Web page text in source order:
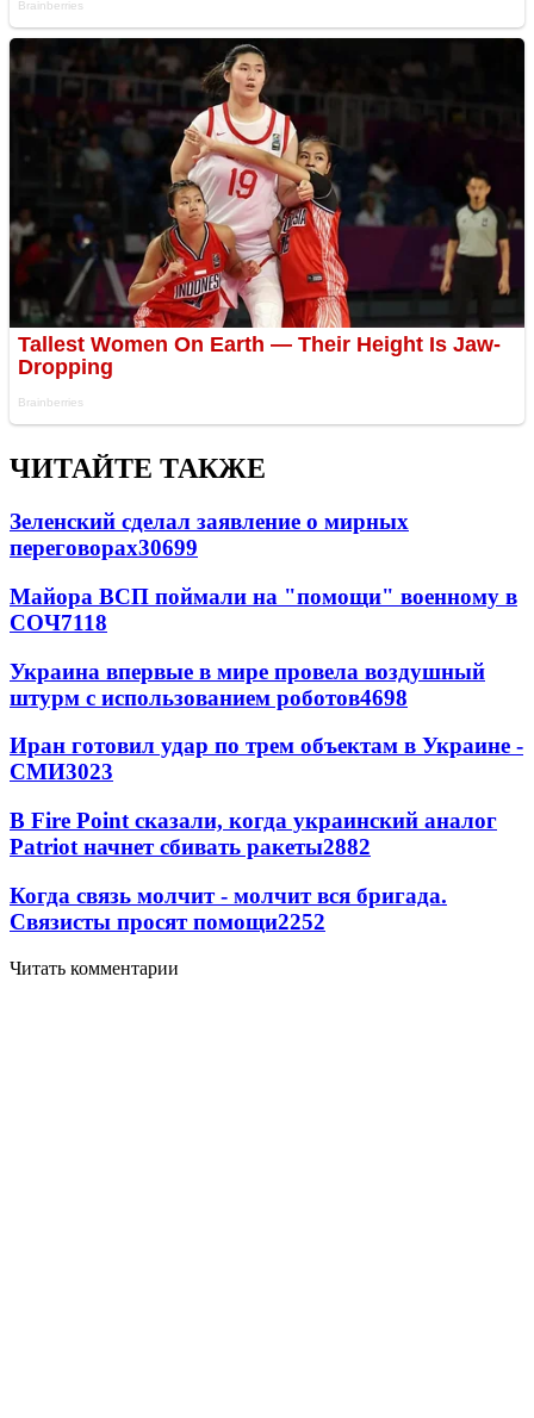
ЧИТАЙТЕ ТАКЖЕ
Зеленский сделал заявление о мирных
переговорах30699
Майора ВСП поймали на "помощи" военному в
СОЧ7118
Украина впервые в мире провела воздушный
штурм с использованием роботов4698
Иран готовил удар по трем объектам в Украине -
СМИ3023
В Fire Point сказали, когда украинский аналог
Patriot начнет сбивать ракеты2882
Когда связь молчит - молчит вся бригада.
Связисты просят помощи2252
Читать комментарии